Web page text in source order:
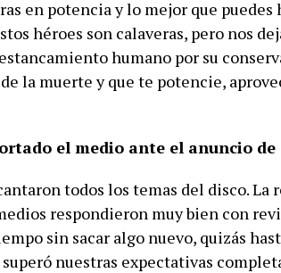
en potencia y lo mejor que puedes
héroes son calaveras, pero nos
humano por su
la muerte y que te potencie,
el medio ante el anuncio
todos los temas del disco. La
respondieron muy bien con
sin sacar algo nuevo, quizás
nuestras expectativas